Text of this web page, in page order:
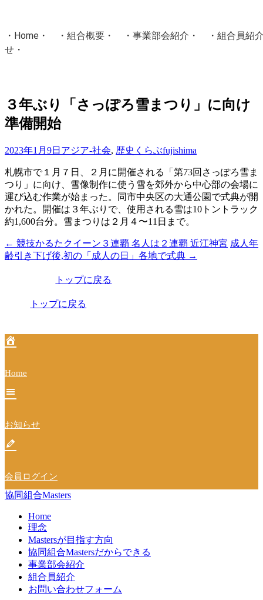
・ Home ・ ・ 組合概要 ・ ・ 事業部会紹介 ・ ・ 組合員紹
せ ・
国土交通省・経済産業省・農林水産省・厚生労働省 認可
３年ぶり「さっぽろ雪まつり」に向け
準備開始
2023年1月9日 アジア-社会, 歴史くらぶfujishima
札幌市で１月７日、２月に開催される「第73回さっぽろ雪ま
つり」に向け、雪像制作に使う雪を郊外から中心部の会場に
運び込む作業が始まった。同市中央区の大通公園で式典が開
かれた。開催は３年ぶりで、使用される雪は10トントラック
約1,600台分。雪まつりは２月４〜11日まで。
投
稿
ー
ョ
ン
← 競技かるたクイーン３連覇 名人は２連覇 近江神宮 成人年
齢引き下げ後,初の「成人の日」各地で式典 →
トップに戻る
トップに戻る
Home
お知らせ
会員ログイン
協同組合Masters
Home
理念
Mastersが目指す方向
協同組合Mastersだからできる
事業部会紹介
組合員紹介
お問い合わせフォーム